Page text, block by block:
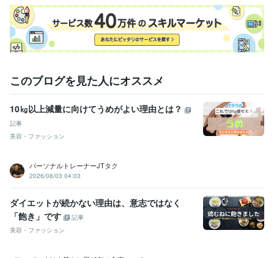
ゴールドジム プロトレーナー 2010年3月 ~ 2013年2月
スポーツクラブワウディ※INSPAへ変更 店舗責任者
2003年3月 ~ 20
10年2月
陸上自衛隊 特科所属 2001年3月 ~ 2003年2月
埼玉県ボディビル大会 65kg級 優勝
埼玉県パワーリフティング大会 7
4kg級 優勝
埼玉県オープンメンズフィジーク大会 第3位
東日本メンズフィジーク大会 6位
全
日本実業団ベンチプレス大会 6位 オールジャパンメンズフィジーク大
会 出場
マッスルゲートさいたまメンズフィジーク大会 出場
SAMUR
AI2026出場
柔道整復師 取得年 : 2012年
ビジネス・クリエイティブツール
Excel:27年Word:27年
このブログを見た人にオススメ
10㎏以上減量に向けてうめがよい理由とは？
記事
美容・ファッション
パーソナルトレーナーJTタク
2026/08/03 04:03
ダイエットが続かない理由は、意志ではなく
「飽き」です
記事
美容・ファッション